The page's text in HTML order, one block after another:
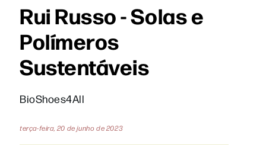
Rui Russo - Solas e
Polímeros
Sustentáveis
BioShoes4All
terça-feira, 20 de junho de 2023